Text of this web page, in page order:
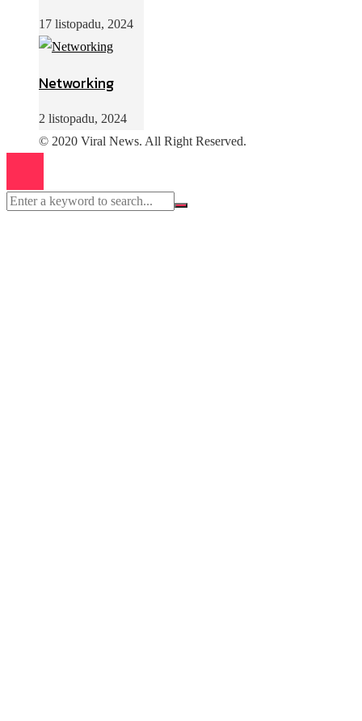
17 listopadu, 2024
Networking
2 listopadu, 2024
© 2020 Viral News. All Right Reserved.